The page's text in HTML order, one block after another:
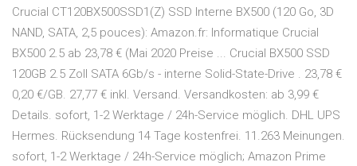
Crucial CT120BX500SSD1(Z) SSD Interne BX500 (120 Go, 3D
NAND, SATA, 2,5 pouces): Amazon.fr: Informatique Crucial
BX500 2.5 ab 23,78 € (Mai 2020 Preise ... Crucial BX500 SSD
120GB 2.5 Zoll SATA 6Gb/s - interne So­lid-Sta­te-Dri­ve . 23,78 €
0,20 €/GB. 27,77 € inkl. Versand. Versandkosten: ab 3,99 €
Details. so­fort, 1-2 Werk­ta­ge / 24h-Ser­vice mög­lich. DHL UPS
Hermes. Rücksendung 14 Tage kostenfrei. 11.263 Meinungen.
so­fort, 1-2 Werk­ta­ge / 24h-Ser­vice mög­lich; Amazon Prime